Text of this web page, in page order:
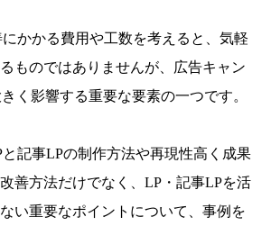
かかる費用や工数を考えると、気軽
ものではありませんが、広告キャン
く影響する重要な要素の一つです。
記事LPの制作方法や再現性高く成果
善方法だけでなく、LP・記事LPを活
い重要なポイントについて、事例を